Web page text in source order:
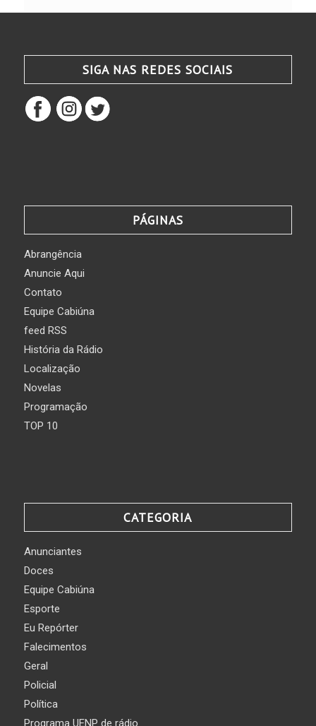
SIGA NAS REDES SOCIAIS
PÁGINAS
Abrangência
Anuncie Aqui
Contato
Equipe Cabiúna
feed RSS
História da Rádio
Localização
Novelas
Programação
TOP 10
CATEGORIA
Anunciantes
Doces
Equipe Cabiúna
Esporte
Eu Repórter
Falecimentos
Geral
Policial
Política
Programa UENP de rádio